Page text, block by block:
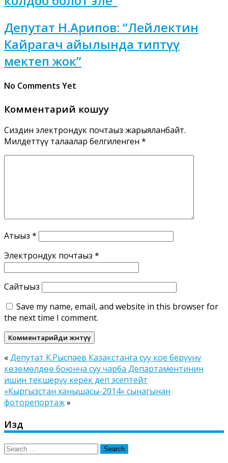
Депутат Н.Арипов: “Лейлектин
Кайрагач айылында типтүү
мектеп жок”
No Comments Yet
Комментарий кошуу
Сиздин электрондук почтаңыз жарыяланбайт.
Милдеттүү талаалар белгиленген *
Атыңыз *
Электрондук почтаңыз *
Сайтыңыз
Save my name, email, and website in this browser for
the next time I comment.
«Депутат К.Рыспаев Казакстанга суу кое берүүнү
көзөмөлдөө боюнча суу чарба Департаментинин
ишин текшерүү керек деп эсептейт
«Кыргызстан ханышасы-2014» сынагынан
фоторепортаж»
Издөө
Search